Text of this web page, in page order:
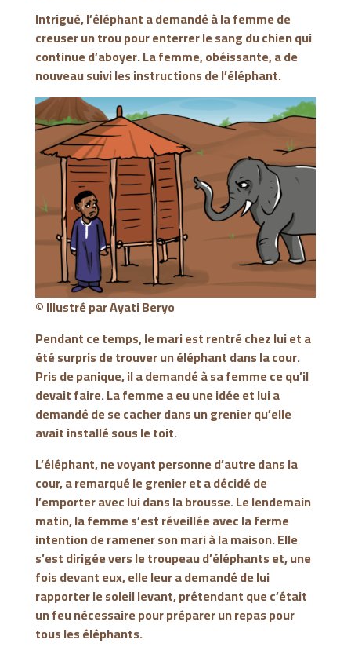
Intrigué, l’éléphant a demandé à la femme de
creuser un trou pour enterrer le sang du chien qui
continue d’aboyer. La femme, obéissante, a de
nouveau suivi les instructions de l’éléphant.
© Illustré parAyati Beryo
Pendant ce temps, le mari est rentré chez lui et a
été surpris de trouver un éléphant dans la cour.
Pris de panique, il a demandé à sa femme ce qu’il
devait faire. La femme a eu une idée et lui a
demandé de se cacher dans un grenier qu’elle
avait installé sous le toit.
L’éléphant, ne voyant personne d’autre dans la
cour, a remarqué le grenier et a décidé de
l’emporter avec lui dans la brousse. Le lendemain
matin, la femme s’est réveillée avec la ferme
intention de ramener son mari à la maison. Elle
s’est dirigée vers le troupeau d’éléphants et, une
fois devant eux, elle leur a demandé de lui
rapporter le soleil levant, prétendant que c’était
un feu nécessaire pour préparer un repas pour
tous les éléphants.